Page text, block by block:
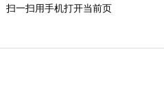
扫一扫用手机打开当前页